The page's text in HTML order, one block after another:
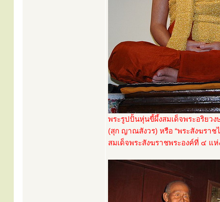
พระรูปปั้นหุ่นขี้ผึ้งสมเด็จพระอริยว
(สุก ญาณสังวร) หรือ “พระสังฆราชไ
สมเด็จพระสังฆราชพระองค์ที่ ๔ แห่